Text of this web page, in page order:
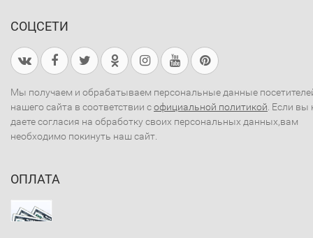
СОЦСЕТИ
Мы получаем и обрабатываем персональные данные
нашего сайта в соответствии софициальной политикой . Если вы
даете согласия на обработку своих персональных данных,вам
необходимо покинуть наш сайт.
ОПЛАТА